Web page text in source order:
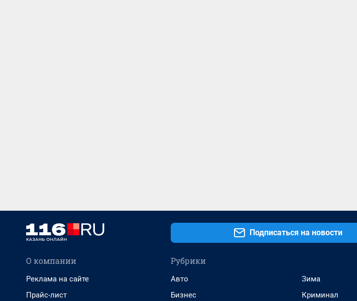
Подписаться на новости
О компании
Реклама на сайте
Прайс-лист
Рубрики
Авто
Бизнес
Зима
Криминал